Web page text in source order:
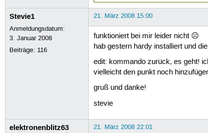
Stevie1
Anmeldungsdatum:
3. Januar 2008
Beiträge: 116
21. März 2008 15:00
funktioniert bei mir leider nicht ☹
hab gestern hardy installiert und
edit: kommando zurück, es geht!
vielleicht den punkt noch
gruß und danke!
stevie
elektronenblitz63 21. März 2008 22:01